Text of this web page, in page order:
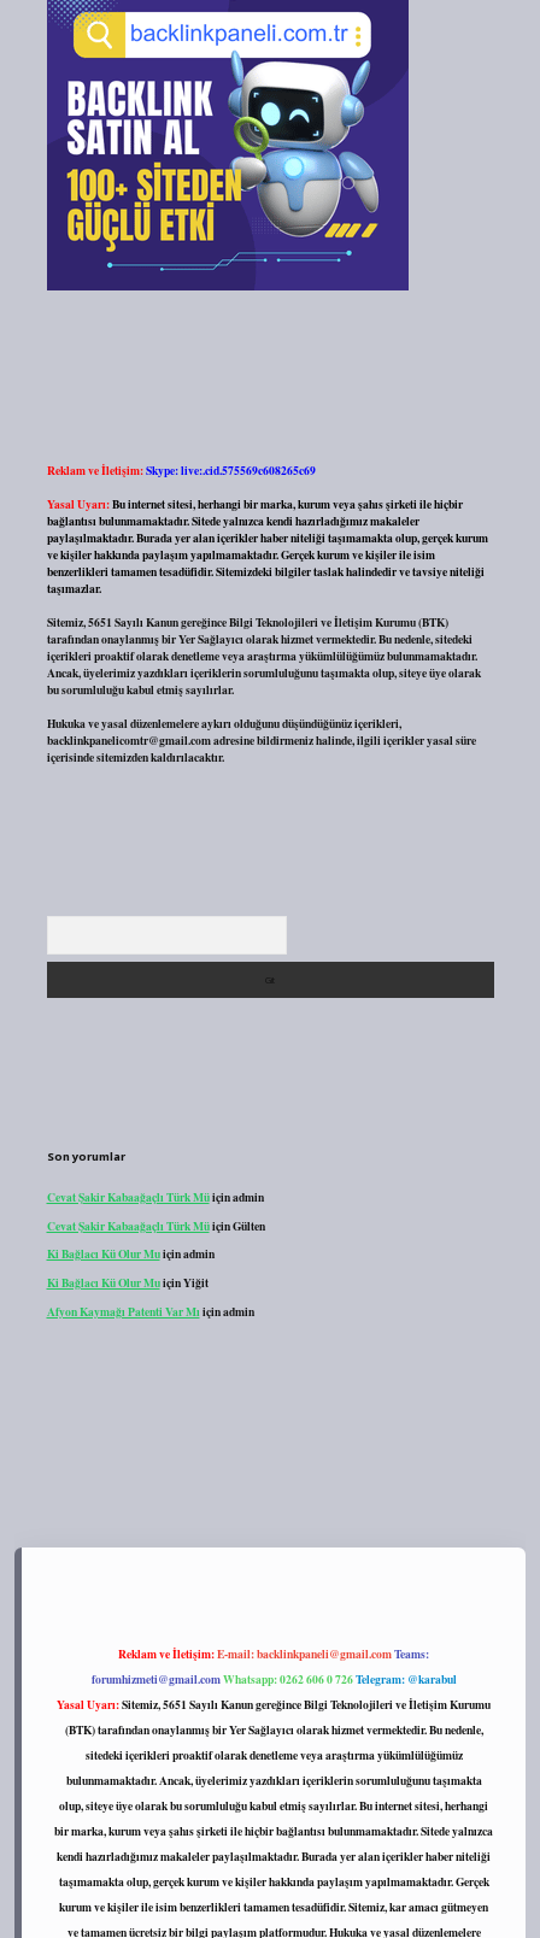
Reklam ve İletişim:Skype: live:.cid.575569c608265c69
Yasal Uyarı:Bu internet sitesi, herhangi bir marka, kurum veya şahıs şirketi ile hiçbir
bağlantısı bulunmamaktadır. Sitede yalnızca kendi hazırladığımız makaleler
paylaşılmaktadır. Burada yer alan içerikler haber niteliği taşımamakta olup, gerçek kurum
ve kişiler hakkında paylaşım yapılmamaktadır. Gerçek kurum ve kişiler ile isim
benzerlikleri tamamen tesadüfidir. Sitemizdeki bilgiler taslak halindedir ve tavsiye niteliği
taşımazlar.
Sitemiz, 5651 Sayılı Kanun gereğince Bilgi Teknolojileri ve İletişim Kurumu (BTK)
tarafından onaylanmış bir Yer Sağlayıcı olarak hizmet vermektedir. Bu nedenle, sitedeki
içerikleri proaktif olarak denetleme veya araştırma yükümlülüğümüz bulunmamaktadır.
Ancak, üyelerimiz yazdıkları içeriklerin sorumluluğunu taşımakta olup, siteye üye olarak
bu sorumluluğu kabul etmiş sayılırlar.
Hukuka ve yasal düzenlemelere aykırı olduğunu düşündüğünüz içerikleri,
backlinkpanelicomtr@gmail.comadresine bildirmeniz halinde, ilgili içerikler yasal süre
içerisinde sitemizden kaldırılacaktır.
Son yorumlar
Cevat Şakir Kabaağaçlı Türk Müiçinadmin
Cevat Şakir Kabaağaçlı Türk MüiçinGülten
Ki Bağlacı Kü Olur Muiçinadmin
Ki Bağlacı Kü Olur MuiçinYiğit
Afyon Kaymağı Patenti Var Mı içinadmin
Reklam ve İletişim:E-mail:backlinkpaneli@gmail.comTeams:
forumhizmeti@gmail.comWhatsapp: 0262 606 0 726Telegram: @karabul
Yasal Uyarı:Sitemiz, 5651 Sayılı Kanun gereğince Bilgi Teknolojileri ve İletişim Kurumu
(BTK) tarafından onaylanmış bir Yer Sağlayıcı olarak hizmet vermektedir. Bu nedenle,
sitedeki içerikleri proaktif olarak denetleme veya araştırma yükümlülüğümüz
bulunmamaktadır. Ancak, üyelerimiz yazdıkları içeriklerin sorumluluğunu taşımakta
olup, siteye üye olarak bu sorumluluğu kabul etmiş sayılırlar. Bu internet sitesi, herhangi
bir marka, kurum veya şahıs şirketi ile hiçbir bağlantısı bulunmamaktadır. Sitede yalnızca
kendi hazırladığımız makaleler paylaşılmaktadır. Burada yer alan içerikler haber niteliği
taşımamakta olup, gerçek kurum ve kişiler hakkında paylaşım yapılmamaktadır. Gerçek
kurum ve kişiler ile isim benzerlikleri tamamen tesadüfidir. Sitemiz, kar amacı gütmeyen
ve tamamen ücretsiz bir bilgi paylaşım platformudur. Hukuka ve yasal düzenlemelere